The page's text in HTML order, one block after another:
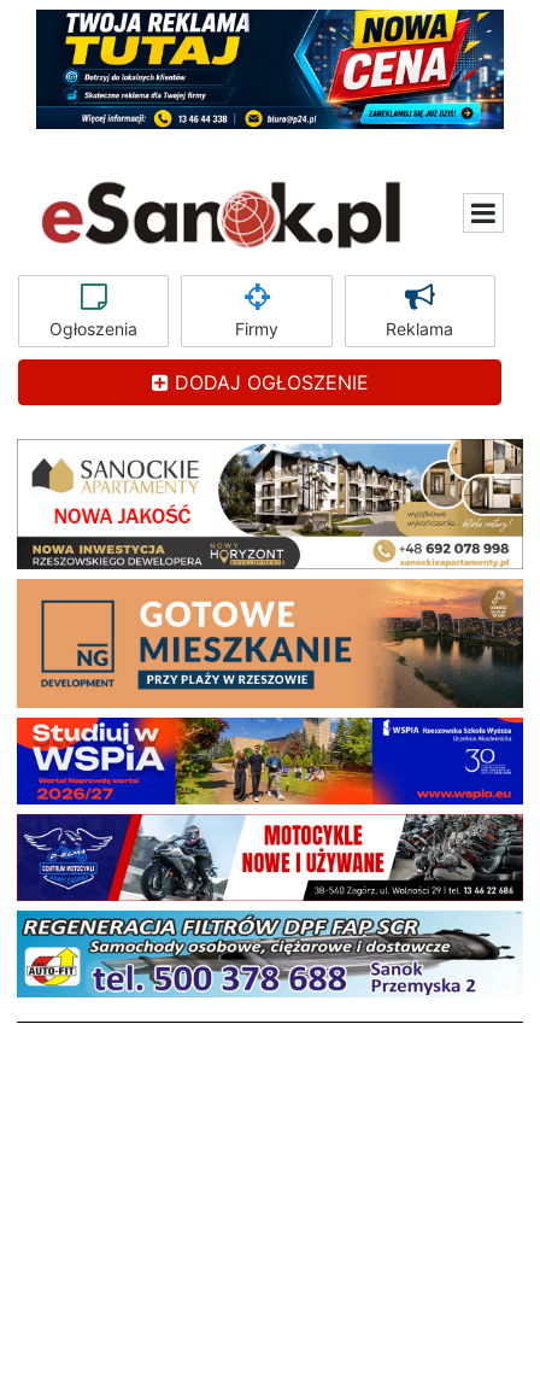
Ogłoszenia Firmy Reklama
DODAJ OGŁOSZENIE